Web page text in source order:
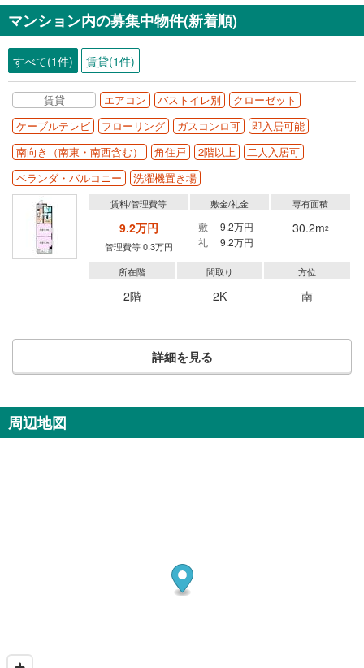
マンション内の募集中物件(新着順)
すべて(1件) 賃貸(1件)
賃貸 エアコン バストイレ別
クローゼット
ケーブルテレビ
フローリング ガスコンロ可
即入居可能
南向き（南東・南西含む）
角住戸 2階以上
二人入居可
ベランダ・バルコニー
洗濯機置き場
賃料/管理費等
9.2万円
管理費等 0.3万円
敷金/礼金
敷
9.2万円
礼
9.2万円
専有面積
30.2m2
所在階
2階
間取り
2K
方位
南
詳細を見る
周辺地図